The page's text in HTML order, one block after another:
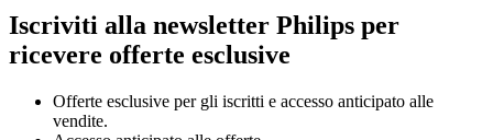
Iscriviti alla newsletter Philips per
ricevere offerte esclusive
Offerte esclusive per gli iscritti e accesso anticipato alle
vendite.